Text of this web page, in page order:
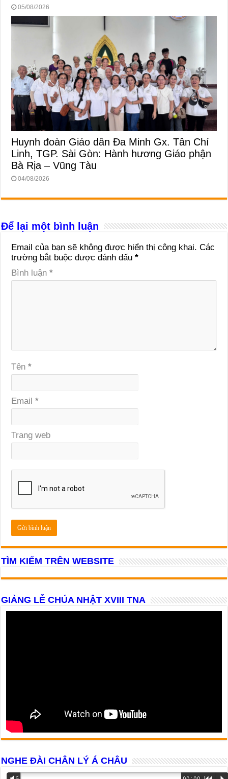
05/08/2026
Huynh đoàn Giáo dân Đa Minh Gx. Tân Chí
Linh, TGP. Sài Gòn: Hành hương Giáo phận
Bà Rịa – Vũng Tàu
04/08/2026
Để lại một bình luận
Email của bạn sẽ không được hiển thị công khai. Các
trường bắt buộc được đánh dấu*
Bình luận*
Tên*
Email*
Trang web
TÌM KIẾM TRÊN WEBSITE
GIẢNG LỄ CHÚA NHẬT XVIII TNA
NGHE ĐÀI CHÂN LÝ Á CHÂU
Trình